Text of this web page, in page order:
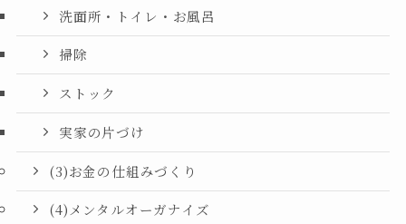
洗面所・トイレ・お風呂
掃除
ストック
実家の片づけ
(3)お金の仕組みづくり
(4)メンタルオーガナイズ